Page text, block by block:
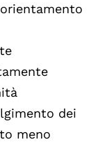
dei
meno